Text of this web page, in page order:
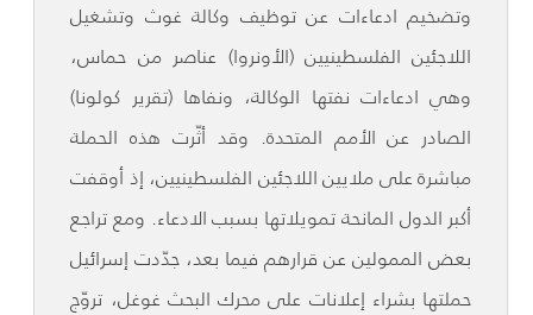
وتضخيم ادعاءات عن توظيف وكالة غوث وتشغيل
اللاجئين الفلسطينيين (الأونروا) عناصر من حماس،
وهي ادعاءات نفتها الوكالة، ونفاها (تقرير كولونا)
الصادر عن الأمم المتحدة. وقد أثّرت هذه الحملة
مباشرة على ملايين اللاجئين الفلسطينيين، إذ أوقفت
أكبر الدول المانحة تمويلاتها بسبب الادعاء. ومع تراجع
بعض الممولين عن قرارهم فيما بعد، جدّدت إسرائيل
حملتها بشراء إعلانات على محرك البحث غوغل، تروّج